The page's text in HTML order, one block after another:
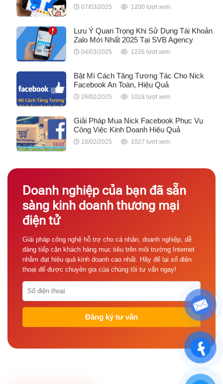
07/03/2025 1200 lượt xem
Lưu Ý Quan Trọng Khi Sử Dụng Tài Khoản
Zalo Mới Nhất 2025 Tại SVB Agency
04/03/2025 1226 lượt xem
Bật Mí Cách Tăng Tương Tác Cho Nick
Facebook An Toàn, Hiệu Quả
26/02/2025 1018 lượt xem
Giải Pháp Mua Nick Facebook Phục Vụ
Công Việc Kinh Doanh Hiệu Quả
18/02/2025 1027 lượt xem
Doanh nghiệp của bạn đã sẵn
sàng kinh doanh thương mại
điện tử
Giải pháp công nghệ hỗ trợ cho cá nhân, doanh nghiệp, dễ
dàng tiếp cận khách hàng mục tiêu trên môi trường Internet
nhằm đạt hiệu quả kinh doanh cao nhất. Hãy để lại số điện
thoại để được chuyên gia của chúng tôi tư vấn ngay!